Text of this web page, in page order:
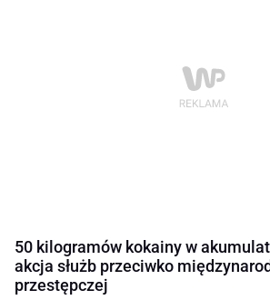
50 kilogramów kokainy w
akcja służb przeciwko
przestępczej